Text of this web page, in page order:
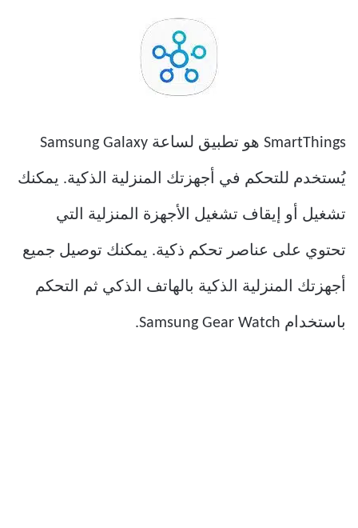
SmartThings هو تطبيق لساعة Samsung Galaxy
يُستخدم للتحكم في أجهزتك المنزلية الذكية. يمكنك
تشغيل أو إيقاف تشغيل الأجهزة المنزلية التي
تحتوي على عناصر تحكم ذكية. يمكنك توصيل جميع
أجهزتك المنزلية الذكية بالهاتف الذكي ثم التحكم
باستخدام Samsung Gear Watch.